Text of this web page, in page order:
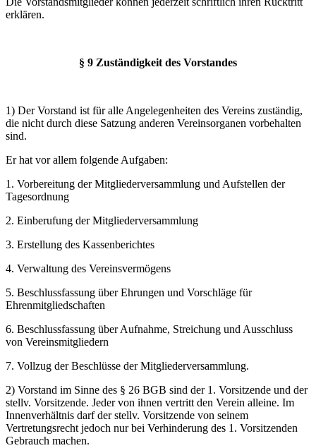
erklären.
§ 9 Zuständigkeit des Vorstandes
1) Der Vorstand ist für alle Angelegenheiten des Vereins zuständig,
die nicht durch diese Satzung anderen Vereinsorganen vorbehalten
sind.
Er hat vor allem folgende Aufgaben:
1. Vorbereitung der Mitgliederversammlung und Aufstellen der
Tagesordnung
2. Einberufung der Mitgliederversammlung
3. Erstellung des Kassenberichtes
4. Verwaltung des Vereinsvermögens
5. Beschlussfassung über Ehrungen und Vorschläge für
Ehrenmitgliedschaften
6. Beschlussfassung über Aufnahme, Streichung und Ausschluss
von Vereinsmitgliedern
7. Vollzug der Beschlüsse der Mitgliederversammlung.
2) Vorstand im Sinne des § 26 BGB sind der 1. Vorsitzende und der
stellv. Vorsitzende. Jeder von ihnen vertritt den Verein alleine. Im
Innenverhältnis darf der stellv. Vorsitzende von seinem
Vertretungsrecht jedoch nur bei Verhinderung des 1. Vorsitzenden
Gebrauch machen.